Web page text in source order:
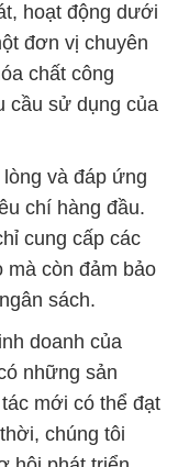
hoạt động dưới
đơn vị chuyên
chất công
cầu sử dụng của
và đáp ứng
chí hàng đầu.
cung cấp các
mà còn đảm bảo
sách.
doanh của
những sản
mới có thể đạt
chúng tôi